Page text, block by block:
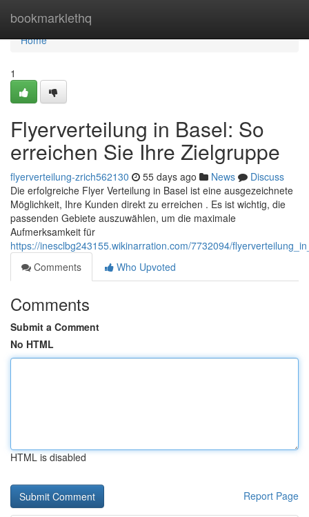
bookmarklethq
Home
Home
1
Flyerverteilung in Basel: So
erreichen Sie Ihre Zielgruppe
flyerverteilung-zrich562130 55 days ago News
Discuss
Die erfolgreiche Flyer Verteilung in Basel ist eine ausgezeichnete
Möglichkeit, Ihre Kunden direkt zu erreichen . Es ist wichtig, die
passenden Gebiete auszuwählen, um die maximale
Aufmerksamkeit für
https://inesclbg243155.wikinarration.com/7732094/
Comments
Who Upvoted
Comments
Submit a Comment
No HTML
HTML is disabled
Report Page